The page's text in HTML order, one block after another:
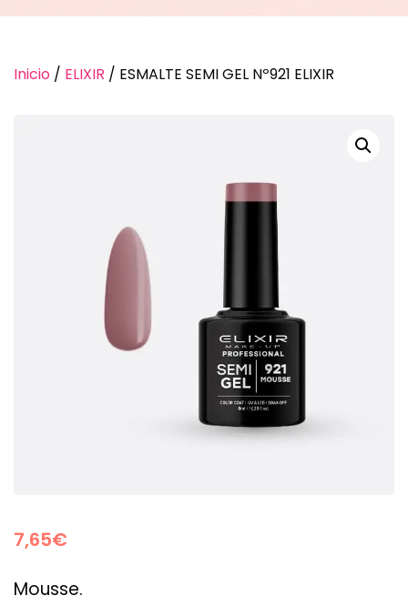
Inicio / ELIXIR / ESMALTE SEMI GEL Nº921 ELIXIR
7,65€
Mousse.